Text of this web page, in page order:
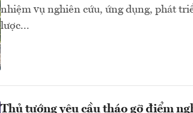
nhiệm vụ nghiên cứu, ứng dụng, phát
lược...
Thủ tướng yêu cầu tháo gỡ điểm